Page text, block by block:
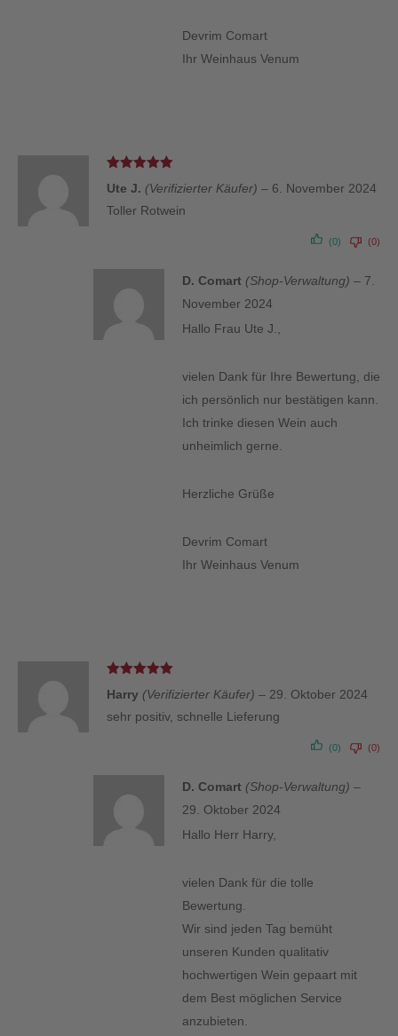
Devrim Comart
Ihr Weinhaus Venum
mit 5von 5
Ute J. (Verifizierter Käufer) – 6. November 2024
Toller Rotwein
(0) (0)
D. Comart (Shop-Verwaltung) – 7.
November 2024
Hallo Frau Ute J.,
vielen Dank für Ihre Bewertung, die
ich persönlich nur bestätigen kann.
Ich trinke diesen Wein auch
unheimlich gerne.
Herzliche Grüße
Devrim Comart
Ihr Weinhaus Venum
mit5von 5
Harry (Verifizierter Käufer) – 29. Oktober 2024
sehr positiv, schnelle Lieferung
(0) (0)
D. Comart (Shop-Verwaltung) –
29. Oktober 2024
Hallo Herr Harry,
vielen Dank für die tolle
Bewertung.
Wir sind jeden Tag bemüht
unseren Kunden qualitativ
hochwertigen Wein gepaart mit
dem Best möglichen Service
anzubieten.